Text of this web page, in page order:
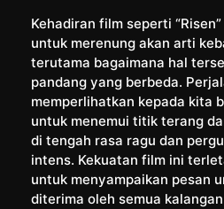
Kehadiran film seperti
untuk merenung akan arti
terutama bagaimana hal
pandang yang berbeda.
memperlihatkan kepada kita
untuk menemui titik terang
di tengah rasa ragu dan
intens. Kekuatan film ini
untuk menyampaikan pesan
diterima oleh semua